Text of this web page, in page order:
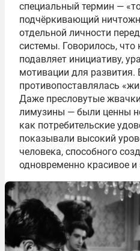
специальный термин —
подчёркивающий
отдельной личности
системы. Говорилось, что
подавляет инициативу,
мотивации для развития.
противопоставлялась
Даже пресловутые
лимузины — были ценны
как потребительские
показывали высокий
человека, способного
одновременно красивое